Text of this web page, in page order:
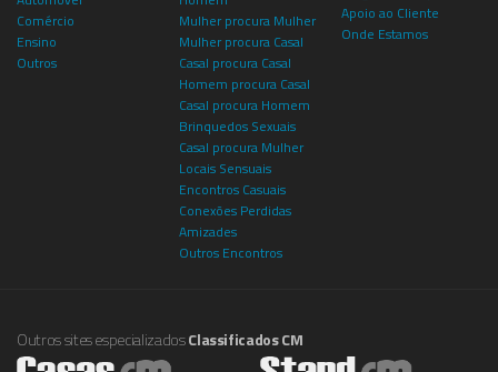
Comércio
Ensino
Outros
Mulher procura Mulher
Mulher procura Casal
Casal procura Casal
Homem procura Casal
Casal procura Homem
Brinquedos Sexuais
Casal procura Mulher
Locais Sensuais
Encontros Casuais
Conexões Perdidas
Amizades
Outros Encontros
Apoio ao Cliente
Onde Estamos
Outros sites especializadosClassificados CM